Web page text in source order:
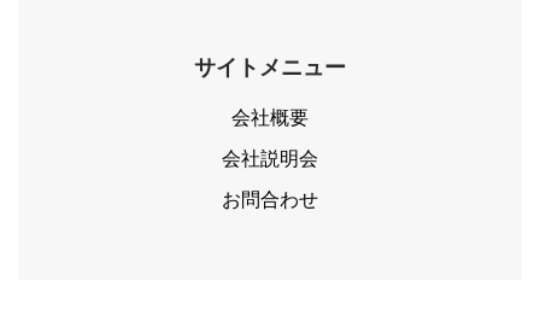
サイトメニュー
会社概要
会社説明会
お問合わせ